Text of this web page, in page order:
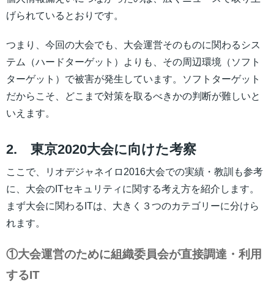
げられているとおりです。
つまり、今回の大会でも、大会運営そのものに関わるシス
テム（ハードターゲット）よりも、その周辺環境（ソフト
ターゲット）で被害が発生しています。ソフトターゲット
だからこそ、どこまで対策を取るべきかの判断が難しいと
いえます。
2. 東京2020大会に向けた考察
ここで、リオデジャネイロ2016大会での実績・教訓も参考
に、大会のITセキュリティに関する考え方を紹介します。
まず大会に関わるITは、大きく３つのカテゴリーに分けら
れます。
①大会運営のために組織委員会が直接調達・利用
するIT